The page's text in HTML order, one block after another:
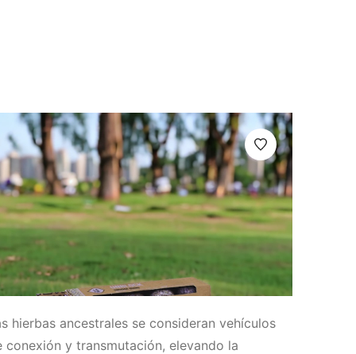
hierbas ancestrales se consideran vehículos
conexión y transmutación, elevando la